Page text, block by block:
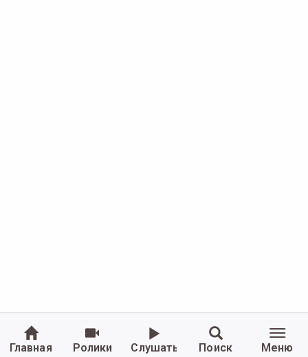
Главная Ролики Слушать Поиск Меню